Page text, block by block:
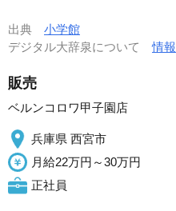
出典 小学館
デジタル大辞泉について情報
販売
ベルンコロワ甲子園店
兵庫県 西宮市
月給22万円～30万円
正社員